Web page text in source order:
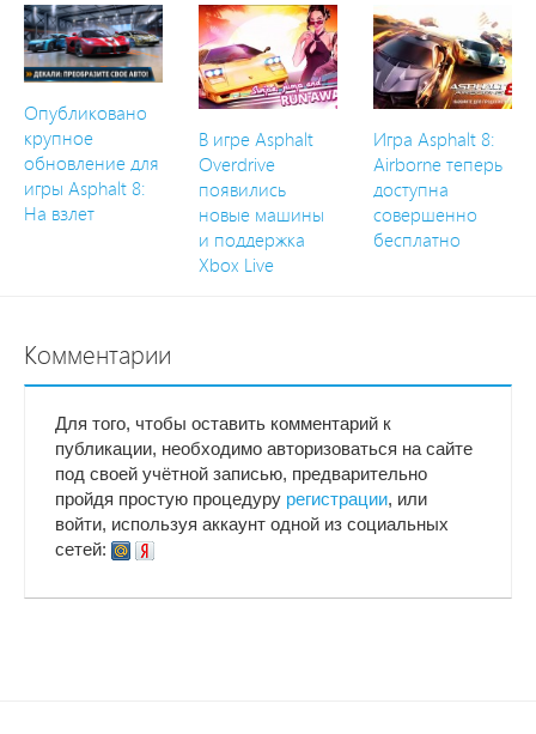
Опубликовано
крупное
обновление для
игры Asphalt 8:
На взлет
В игре Asphalt
Overdrive
появились
новые машины
и поддержка
Xbox Live
Игра Asphalt 8:
Airborne теперь
доступна
совершенно
бесплатно
Комментарии
Для того, чтобы оставить комментарий к
публикации, необходимо авторизоваться на сайте
под своей учётной записью, предварительно
пройдя простую процедуру регистрации, или
войти, используя аккаунт одной из социальных
сетей: